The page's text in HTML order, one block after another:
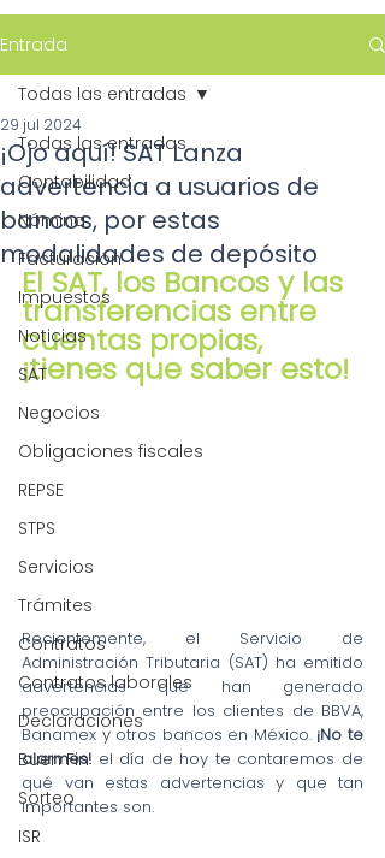
Entrada
Todas las entradas
Contabilidad
Nómina
Facturación
Impuestos
Noticias
SAT
Negocios
Obligaciones fiscales
REPSE
STPS
Servicios
Trámites
Contratos
Contratos laborales
Declaraciones
Buen Fin
Sorteo
ISR
Todas las entradas
¡Ojo aquí! SAT Lanza
advertencia a usuarios de
bancos, por estas
modalidades de depósito
29 jul 2024
El SAT, los Bancos y las
transferencias entre
cuentas propias,
¡tienes que saber esto!
Recientemente, el Servicio de
Administración Tributaria (SAT) ha emitido
advertencias que han generado
preocupación entre los clientes de BBVA,
Banamex y otros bancos en México. ¡No te
alarmes! el día de hoy te contaremos de
qué van estas advertencias y que tan
importantes son.